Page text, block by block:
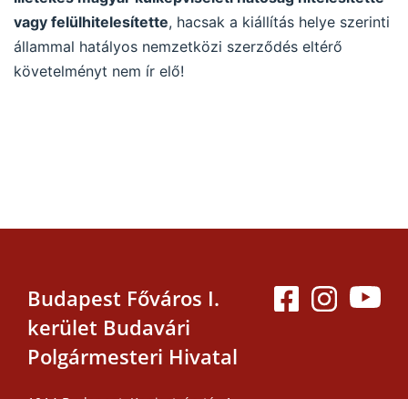
vagy felülhitelesítette, hacsak a kiállítás helye szerinti
állammal hatályos nemzetközi szerződés eltérő
követelményt nem ír elő!
Budapest Főváros I.
kerület Budavári
Polgármesteri Hivatal